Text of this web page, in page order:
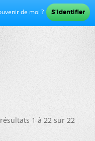
de moi ?
1 à 22 sur 22